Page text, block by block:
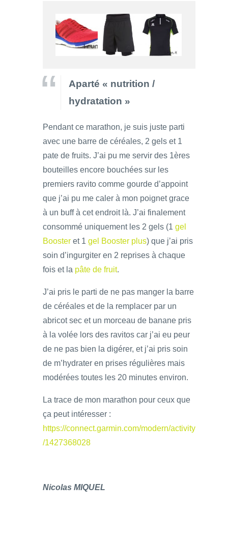
Aparté « nutrition /
hydratation »
Pendant ce marathon, je suis juste parti
avec une barre de céréales, 2 gels et 1
pate de fruits. J’ai pu me servir des 1ères
bouteilles encore bouchées sur les
premiers ravito comme gourde d’appoint
que j’ai pu me caler à mon poignet grace
à un buff à cet endroit là. J’ai finalement
consommé uniquement les 2 gels (1 gel
Booster et 1 gel Booster plus) que j’ai pris
soin d’ingurgiter en 2 reprises à chaque
fois et la pâte de fruit.
J’ai pris le parti de ne pas manger la barre
de céréales et de la remplacer par un
abricot sec et un morceau de banane pris
à la volée lors des ravitos car j’ai eu peur
de ne pas bien la digérer, et j’ai pris soin
de m’hydrater en prises régulières mais
modérées toutes les 20 minutes environ.
La trace de mon marathon pour ceux que
ça peut intéresser :
https://connect.garmin.com/modern/activity
/1427368028
Nicolas MIQUEL